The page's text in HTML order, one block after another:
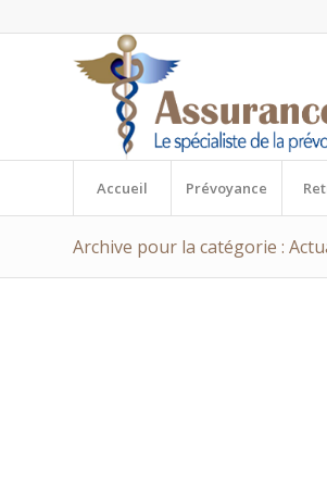
Accueil Prévoyance
Archive pour la catégorie :